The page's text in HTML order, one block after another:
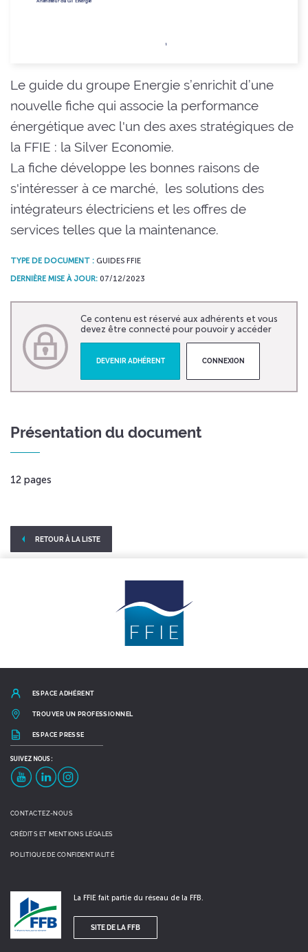
Le guide du groupe Energie s’enrichit d’une
nouvelle fiche qui associe la performance
énergétique avec l'un des axes stratégiques de
la FFIE : la Silver Economie.
La fiche développe les bonnes raisons de
s'intéresser à ce marché, les solutions des
intégrateurs électriciens et les offres de
services telles que la maintenance.
TYPE DE DOCUMENT : GUIDES FFIE
DERNIÈRE MISE À JOUR: 07/12/2023
Ce contenu est réservé aux adhérents et vous
devez être connecté pour pouvoir y accéder
DEVENIR ADHÉRENT CONNEXION
Présentation du document
12 pages
RETOUR À LA LISTE
ESPACE ADHÉRENT
TROUVER UN PROFESSIONNEL
ESPACE PRESSE
SUIVEZ NOUS :
CONTACTEZ-NOUS
CRÉDITS ET MENTIONS LÉGALES
POLITIQUE DE CONFIDENTIALITÉ
La FFIE fait partie du réseau de la FFB.
SITE DE LA FFB